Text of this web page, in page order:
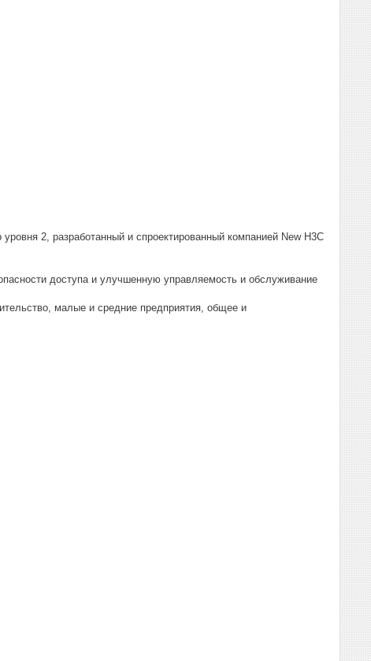
2, разработанный и спроектированный компанией New H3C
доступа и улучшенную управляемость и обслуживание
малые и средние предприятия, общее и